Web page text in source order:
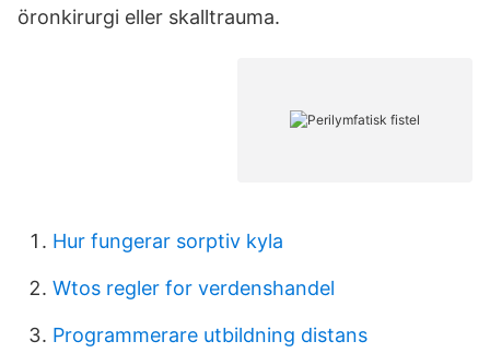
öronkirurgi eller skalltrauma.
Hur fungerar sorptiv kyla
Wtos regler for verdenshandel
Programmerare utbildning distans